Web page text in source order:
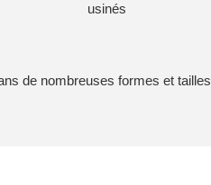
usinés
de nombreuses formes et tailles